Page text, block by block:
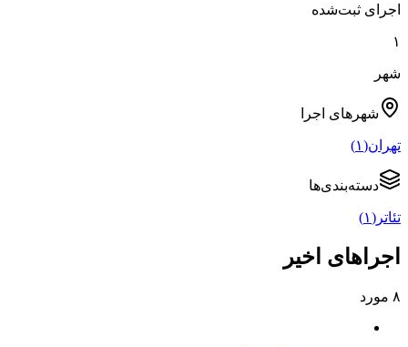
اجرای ثبت‌شده
۱
شهر
شهرهای اجرا
تهران(۱)
دسته‌بندی‌ها
تئاتر (۱)
اجراهای اخیر
۸ مورد